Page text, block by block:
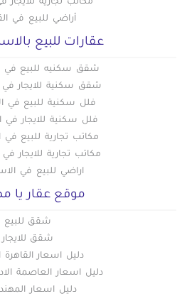
أراضي للبيع في
عقارات للبيع
شقق سكنيه للبيع في
شقق سكنية للايجار في
فلل سكنية للبيع في
فلل سكنية للايجار في
مكاتب تجارية للبيع في
مكاتب تجارية للايجار
اراضي للبيع في
موقع عقار يا
شقق للبيع
شقق للايجار
دليل اسعار القاهرة
دليل اسعار العاصمة
دليل اسعار